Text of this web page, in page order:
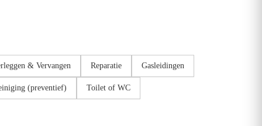
& Vervangen Reparatie Gasleidingen
(preventief) Toilet of WC